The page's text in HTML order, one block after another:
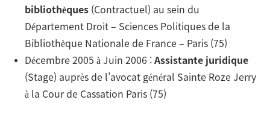
bibliothèques (Contractuel) au sein du
Département Droit – Sciences Politiques de la
Bibliothèque Nationale de France – Paris (75)
Décembre 2005 à Juin 2006 :Assistante juridique
(Stage) auprès de l’avocat général Sainte Roze Jerry
à la Cour de Cassation Paris (75)